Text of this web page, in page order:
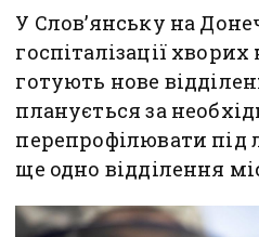
У Слов’янську на
госпіталізації
готують нове
планується за
перепрофілювати під
ще одно відділення